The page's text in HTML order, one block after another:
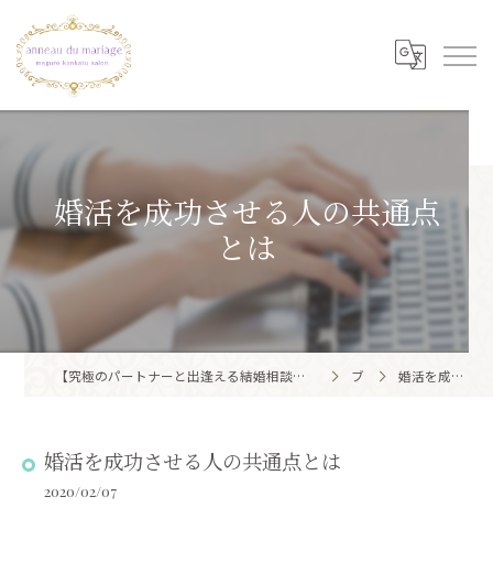
婚活を成功させる人の共通点
とは
【究極のパートナーと出逢える結婚相談所】目黒区・品川区で結婚相談所ならアノー・ド・マリアージュ 目黒婚活サロン ブログ 婚活を成功させる人の共通点とは
婚活を成功させる人の共通点とは
2020/02/07